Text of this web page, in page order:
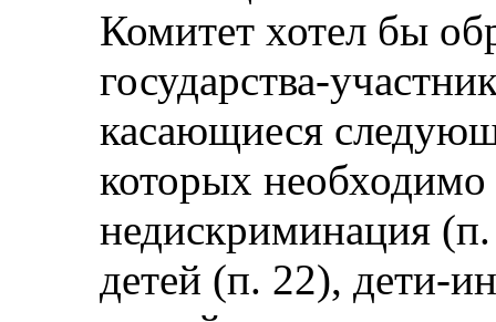
Комитет хотел бы
государства-
касающиеся
которых
недискриминация
детей (п. 22), дети-